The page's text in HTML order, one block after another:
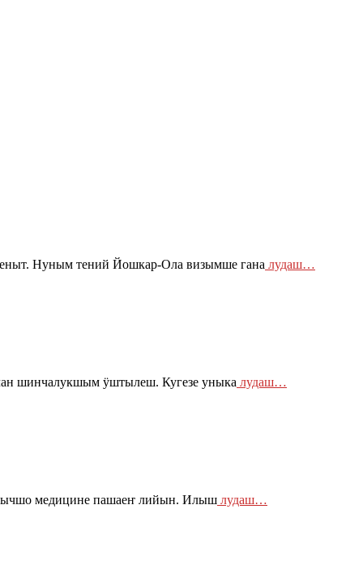
Нуным тений Йошкар-Ола визымше гана лудаш…
шинчалукшым ӱштылеш. Кугезе уныка лудаш…
медицине пашаеҥ лийын. Илыш лудаш…